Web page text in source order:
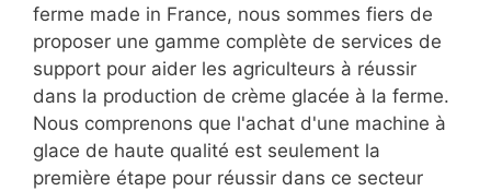
ferme made in France, nous sommes fiers de
proposer une gamme complète de services de
support pour aider les agriculteurs à réussir
dans la production de crème glacée à la ferme.
Nous comprenons que l'achat d'une machine à
glace de haute qualité est seulement la
première étape pour réussir dans ce secteur